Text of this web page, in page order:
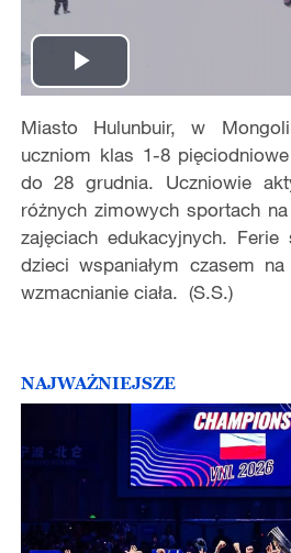
Play
Video
Miasto Hulunbuir, w
uczniom klas 1-8
do 28 grudnia. Uczniowie
różnych zimowych sportach
zajęciach edukacyjnych.
dzieci wspaniałym czasem
wzmacnianie ciała. (S.S.)
NAJWAŻNIEJSZE